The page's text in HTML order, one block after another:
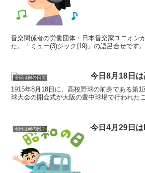
音楽関係者の労働団体・日本音楽家ユニオン
た。「ミュー(3)ジック(19)」の語呂合せです
今日は何の日？ 今日8月18日は
1915年8月18日に、高校野球の前身である第
球大会の開会式が大阪の豊中球場で行われた
今日は何の日？ 今日4月29日は